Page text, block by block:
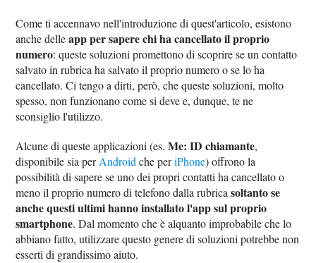
Come ti accennavo nell'introduzione di quest'articolo, esistono
anche delleapp per sapere chi ha cancellato il proprio
numero: queste soluzioni promettono di scoprire se un contatto
salvato in rubrica ha salvato il proprio numero o se lo ha
cancellato. Ci tengo a dirti, però, che queste soluzioni, molto
spesso, non funzionano come si deve e, dunque, te ne
sconsiglio l'utilizzo.
Alcune di queste applicazioni (es.Me: ID chiamante,
disponibile sia perAndroidche periPhone) offrono la
possibilità di sapere se uno dei propri contatti ha cancellato o
meno il proprio numero di telefono dalla rubricasoltanto se
anche questi ultimi hanno installato l'app sul proprio
smartphone. Dal momento che è alquanto improbabile che lo
abbiano fatto, utilizzare questo genere di soluzioni potrebbe non
esserti di grandissimo aiuto.